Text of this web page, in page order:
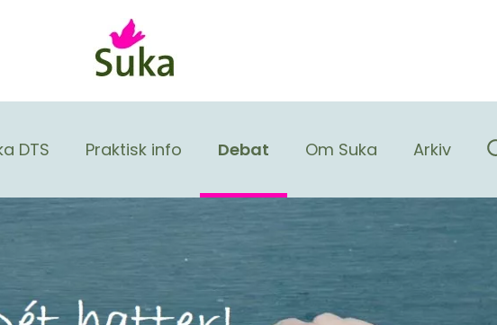
DTS Praktisk info Debat Om Suka Arkiv